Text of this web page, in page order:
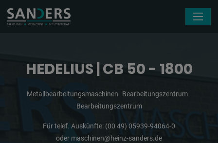
HEDELIUS | CB 50 - 1800
Metallbearbeitungsmaschinen
Bearbeitungszentrum
Bearbeitungszentrum
Für telef. Auskünfte: (00 49) 05939-94064-0
oder maschinen@heinz-sanders.de